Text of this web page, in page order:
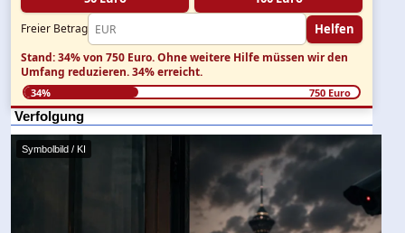
Freier Betrag Helfen
Stand: 34% von 750 Euro.Ohne weitere Hilfe müssen wir den
Umfang reduzieren.34% erreicht.
34% 750 Euro
Verfolgung
Symbolbild / KI